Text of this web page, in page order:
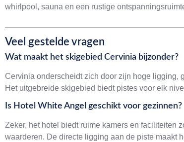
whirlpool, sauna en een rustige
Veel gestelde vragen
Wat maakt het skigebied Cervinia bijzonder?
Cervinia onderscheidt zich door zijn hoge ligging,
Het uitgebreide skigebied biedt pistes voor elk
Is Hotel White Angel geschikt voor gezinnen?
Zeker, het hotel biedt ruime kamers en faciliteiten
waarderen. De directe ligging aan de piste maakt